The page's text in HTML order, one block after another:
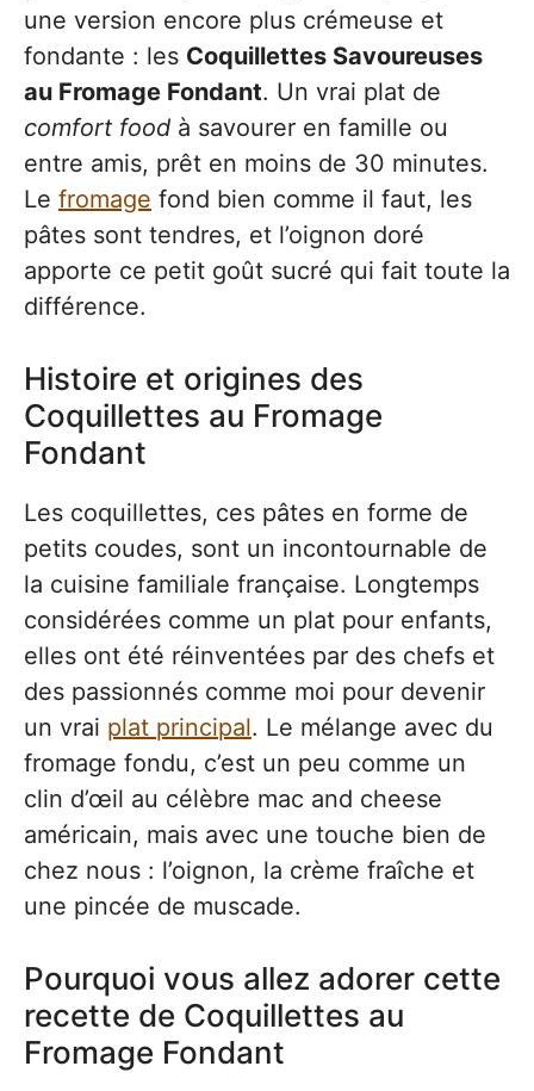
une version encore plus crémeuse et
fondante : les Coquillettes Savoureuses
au Fromage Fondant. Un vrai plat de
comfort food à savourer en famille ou
entre amis, prêt en moins de 30 minutes.
Le fromage fond bien comme il faut, les
pâtes sont tendres, et l’oignon doré
apporte ce petit goût sucré qui fait toute la
différence.
Histoire et origines des
Coquillettes au Fromage
Fondant
Les coquillettes, ces pâtes en forme de
petits coudes, sont un incontournable de
la cuisine familiale française. Longtemps
considérées comme un plat pour enfants,
elles ont été réinventées par des chefs et
des passionnés comme moi pour devenir
un vrai plat principal. Le mélange avec du
fromage fondu, c’est un peu comme un
clin d’œil au célèbre mac and cheese
américain, mais avec une touche bien de
chez nous : l’oignon, la crème fraîche et
une pincée de muscade.
Pourquoi vous allez adorer cette
recette de Coquillettes au
Fromage Fondant